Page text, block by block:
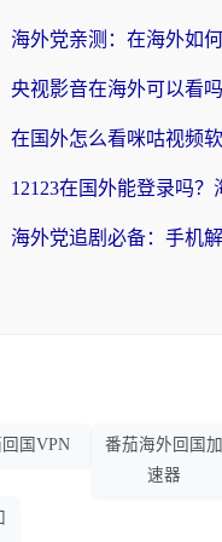
国VPN
番茄海外回国加
速器